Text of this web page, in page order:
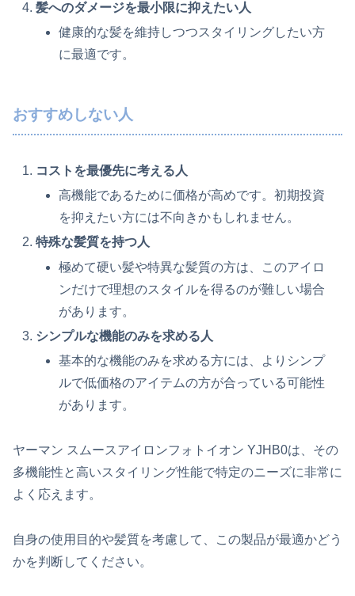
髪へのダメージを最小限に抑えたい人
健康的な髪を維持しつつスタイリングしたい方
に最適です。
おすすめしない人
コストを最優先に考える人
高機能であるために価格が高めです。初期投資
を抑えたい方には不向きかもしれません。
特殊な髪質を持つ人
極めて硬い髪や特異な髪質の方は、このアイロ
ンだけで理想のスタイルを得るのが難しい場合
があります。
シンプルな機能のみを求める人
基本的な機能のみを求める方には、よりシンプ
ルで低価格のアイテムの方が合っている可能性
があります。
ヤーマン スムースアイロンフォトイオン YJHB0は、その
多機能性と高いスタイリング性能で特定のニーズに非常に
よく応えます。
自身の使用目的や髪質を考慮して、この製品が最適かどう
かを判断してください。